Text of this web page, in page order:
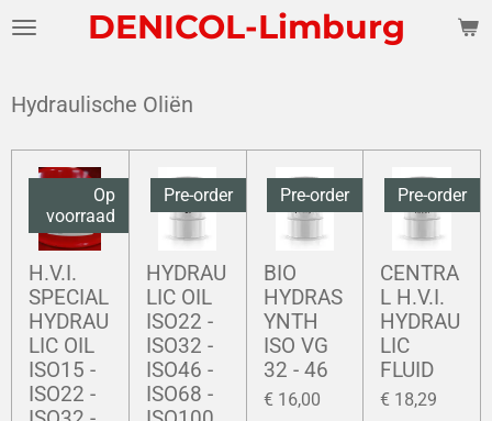
Ga
de
DENICOL-Limburg
Hydraulische Oliën
Op
voorraad
H.V.I.
SPECIAL
HYDRAU
LIC OIL
ISO15 -
ISO22 -
Pre-order
HYDRAU
LIC OIL
ISO22 -
ISO32 -
ISO46 -
ISO68 -
Pre-order
BIO
HYDRAS
YNTH
ISO VG
32 - 46
€ 16,00
Pre-order
CENTRA
L H.V.I.
HYDRAU
LIC
FLUID
€ 18,29